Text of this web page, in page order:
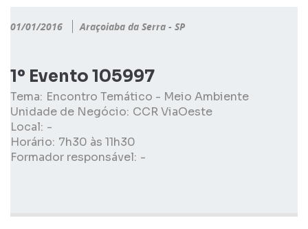
01/01/2016 Araçoiaba da Serra - SP
1º Evento 105997
Tema: Encontro Temático - Meio Ambiente
Unidade de Negócio: CCR ViaOeste
Local: -
Horário: 7h30 às 11h30
Formador responsável: -